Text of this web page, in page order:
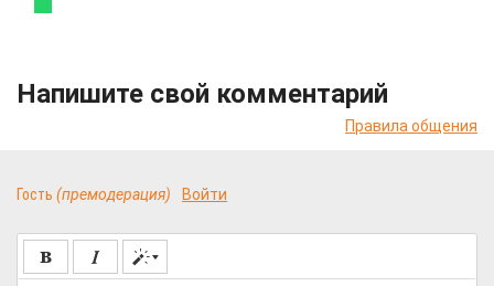
Напишите свой комментарий
Правила общения
Гость (премодерация) Войти